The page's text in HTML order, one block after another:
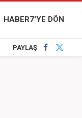
HABER7'YE DÖN
PAYLAŞ